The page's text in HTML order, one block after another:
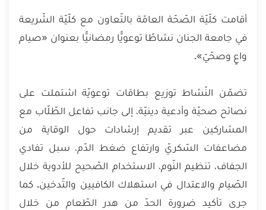
أقامت كلّيّة الصّحّة العامّة بالتّعاون مع كلّيّة الشّريعة
في جامعة الجنان نشاطًا توعويًّا رمضانيًّا بعنوان «صيام
واعٍ وصحّيّ».
تضمّن النّشاط توزيع بطاقات توعويّة اشتملت على
نصائح صحيّة وأدعية دينيّة، إلى جانب تفاعل الطّلّاب مع
المشاركين عبر تقديم إرشادات حول الوقاية من
مضاعفات السّكريّ وارتفاع ضغط الدّم، سبل تفادي
الجفاف، تنظيم النّوم، الاستخدام الصّحيح للأدوية خلال
الصّيام والاعتدال في استهلاك الكافيين والتّدخين. كما
جرى تأكيد ضرورة الحدّ من هدر الطّعام من خلال